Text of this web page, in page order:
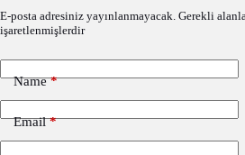
E-posta adresiniz yayınlanmayacak. Gerekli
işaretlenmişlerdir
Name*
Email*